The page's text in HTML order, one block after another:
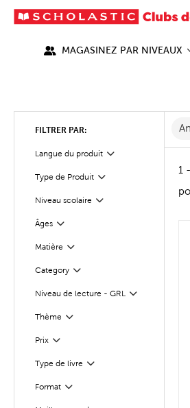
MAGASINEZ PAR NIVEAUX
FILTRER PAR:
Langue du produitFilter
Sélectionnés
Type de Produit
Filter
Niveau scolaire
Filter
Âges
Filter
Matière
Filter
CategoryFilter
Sélectionnés
Niveau de lecture - GRL
Filter
Thème
Filter
PrixFilter
Sélectionnés
Type de livre
Filter
Format
Filter
1